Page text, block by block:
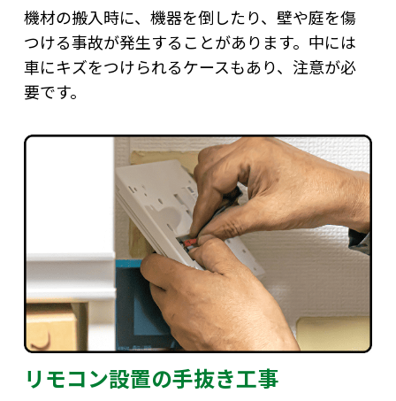
機材の搬入時に、機器を倒したり、壁や庭を傷
つける事故が発生することがあります。中には
車にキズをつけられるケースもあり、注意が必
要です。
リモコン設置の手抜き工事